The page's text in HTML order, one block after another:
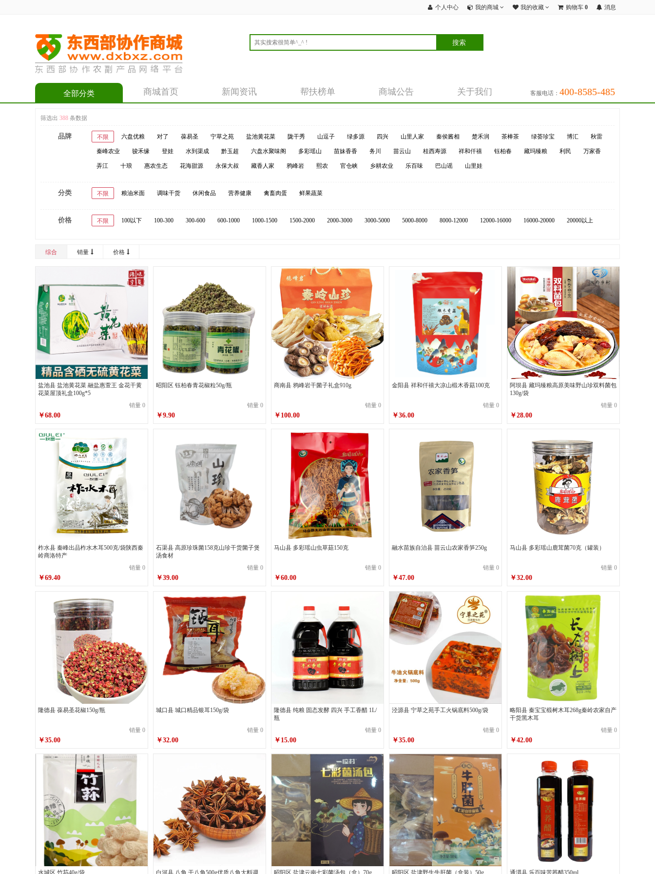
个人中心 我的商城 我的收藏 购物车 0 消息
商城首页 新闻资讯 帮扶榜单 商城公告 关于我们 客服电话： 400-8585-485
全部分类
筛选出 388 条数据
品牌 不限 六盘优粮 对了 葆易圣 宁草之苑 盐池黄花菜 陇干秀 山逗子 绿多源 四兴 山里人家 秦侯酱相 楚禾润 茶棒茶 绿荟珍宝 博汇 秋雷
秦峰农业 骏禾缘 登娃 水到渠成 黔玉超 六盘水聚味阁 多彩瑶山 苗妹香香 务川 苗云山 桂西寿源 祥和仟禧 钰柏春 藏玛臻粮 利民 万家香
弄江 十琅 惠农生态 花海甜源 永保大叔 藏香人家 鸦峰岩 熙农 官仓峡 乡耕农业 乐百味 巴山谣 山里娃
分类 不限 粮油米面 调味干货 休闲食品 营养健康 禽畜肉蛋 鲜果蔬菜
价格 不限 100以下 100-300 300-600 600-1000 1000-1500 1500-2000 2000-3000 3000-5000 5000-8000 8000-12000 12000-16000 16000-20000 20000以上
综合 销量 价格
盐池县 盐池黄花菜 融盐惠萱王 金花干黄
花菜屋顶礼盒100g*5
销量 0
￥68.00
昭阳区 钰柏春青花椒粒50g/瓶
销量 0
￥9.90
商南县 鸦峰岩干菌子礼盒910g
销量 0
￥100.00
金阳县 祥和仟禧大凉山椴木香菇100克
销量 0
￥36.00
阿坝县 藏玛臻粮高原美味野山珍双料菌包
130g/袋
销量 0
￥28.00
柞水县 秦峰出品柞水木耳500克/袋陕西秦
岭商洛特产
销量 0
￥69.40
石渠县 高原珍珠菌158克山珍干货菌子煲
汤食材
销量 0
￥39.00
马山县 多彩瑶山虫草菇150克
销量 0
￥60.00
融水苗族自治县 苗云山农家香笋250g
销量 0
￥47.00
马山县 多彩瑶山鹿茸菌70克（罐装）
销量 0
￥32.00
隆德县 葆易圣花椒150g/瓶
销量 0
￥35.00
城口县 城口精品银耳150g/袋
销量 0
￥32.00
隆德县 纯粮 固态发酵 四兴 手工香醋 1L/
瓶
销量 0
￥15.00
泾源县 宁草之苑手工火锅底料500g/袋
销量 0
￥35.00
略阳县 秦宝宝椴树木耳268g秦岭农家自产
干货黑木耳
销量 0
￥42.00
水城区 竹荪40g/袋 白河县 八角 干八角500g优质八角大料调 昭阳区 盐津云南七彩菌汤包（盒）70g 昭阳区 盐津野生牛肝菌（盒装）50g 通渭县 乐百味苦荞醋350ml